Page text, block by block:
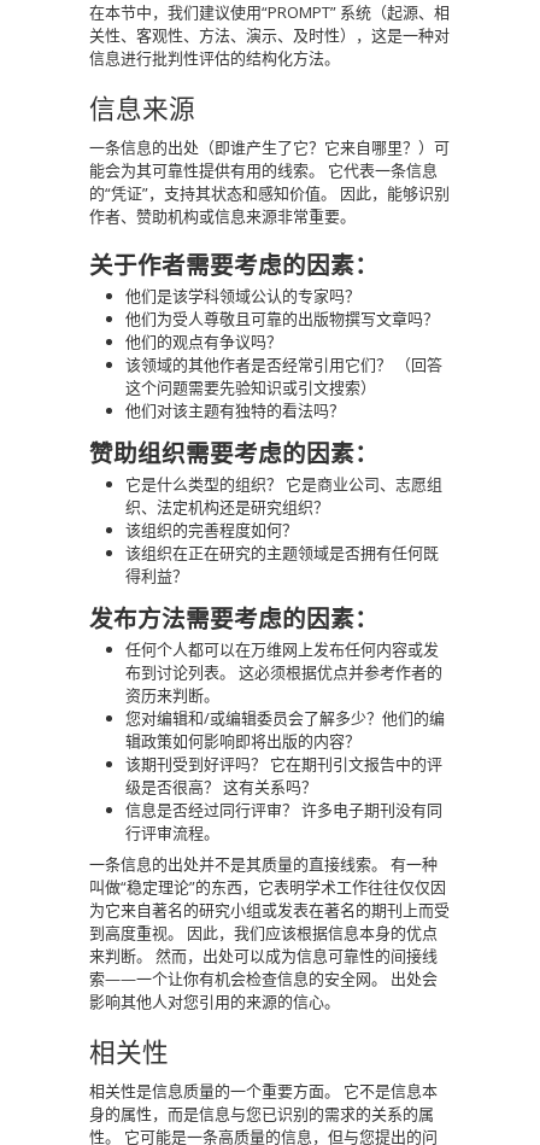
在本节中，我们建议使用“PROMPT” 系统（起源、相
关性、客观性、方法、演示、及时性），这是一种对
信息进行批判性评估的结构化方法。
信息来源
一条信息的出处（即谁产生了它？它来自哪里？）可
能会为其可靠性提供有用的线索。 它代表一条信息
的“凭证”，支持其状态和感知价值。 因此，能够识别
作者、赞助机构或信息来源非常重要。
关于作者需要考虑的因素：
他们是该学科领域公认的专家吗？
他们为受人尊敬且可靠的出版物撰写文章吗？
他们的观点有争议吗？
该领域的其他作者是否经常引用它们？ （回答
这个问题需要先验知识或引文搜索）
他们对该主题有独特的看法吗？
赞助组织需要考虑的因素：
它是什么类型的组织？ 它是商业公司、志愿组
织、法定机构还是研究组织？
该组织的完善程度如何？
该组织在正在研究的主题领域是否拥有任何既
得利益？
发布方法需要考虑的因素：
任何个人都可以在万维网上发布任何内容或发
布到讨论列表。 这必须根据优点并参考作者的
资历来判断。
您对编辑和/或编辑委员会了解多少？他们的编
辑政策如何影响即将出版的内容？
该期刊受到好评吗？ 它在期刊引文报告中的评
级是否很高？ 这有关系吗？
信息是否经过同行评审？ 许多电子期刊没有同
行评审流程。
一条信息的出处并不是其质量的直接线索。 有一种
叫做“稳定理论”的东西，它表明学术工作往往仅仅因
为它来自著名的研究小组或发表在著名的期刊上而受
到高度重视。 因此，我们应该根据信息本身的优点
来判断。 然而，出处可以成为信息可靠性的间接线
索——一个让你有机会检查信息的安全网。 出处会
影响其他人对您引用的来源的信心。
相关性
相关性是信息质量的一个重要方面。 它不是信息本
身的属性，而是信息与您已识别的需求的关系的属
性。 它可能是一条高质量的信息，但与您提出的问